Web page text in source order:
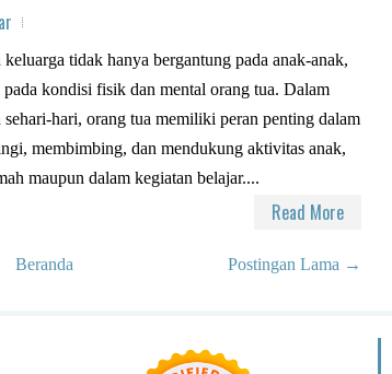
keluarga tidak hanya bergantung pada anak-anak,
pada kondisi fisik dan mental orang tua. Dalam
sehari-hari, orang tua memiliki peran penting dalam
membimbing, dan mendukung aktivitas anak,
maupun dalam kegiatan belajar....
Read More
Postingan Lama →
Beranda